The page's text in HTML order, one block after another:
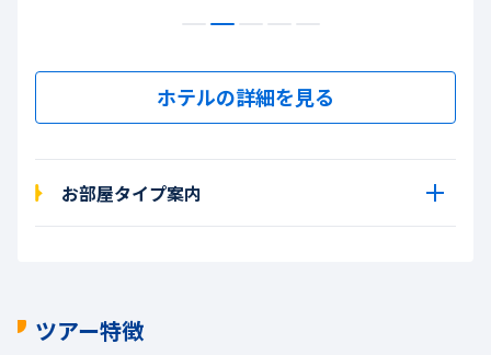
ホテルの詳細を見る
お部屋タイプ案内
ツアー特徴